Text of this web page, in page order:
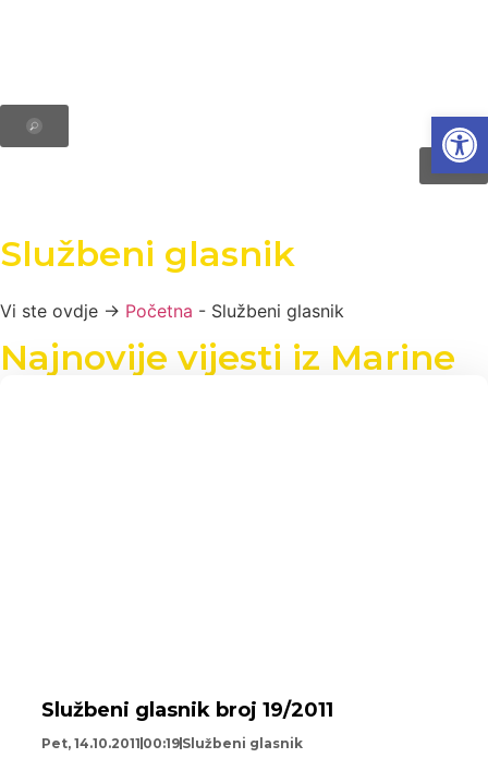
Službeni glasnik
Vi ste ovdje → Početna - Službeni glasnik
Najnovije vijesti iz Marine
Službeni glasnik broj 19/2011
Pet, 14.10.2011 00:19 Službeni glasnik